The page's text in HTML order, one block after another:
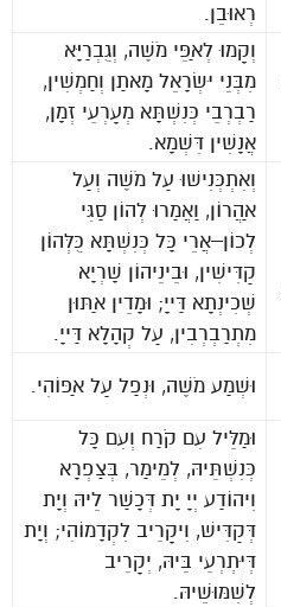
רְאוּבֵן.
וְקָמוּ לְאַפֵּי מֹשֶׁה, וְגֻבְרַיָּא
מִבְּנֵי יִשְׂרָאֵל מָאתַן וְחַמְשִׁין,
רַבְרְבֵי כְּנִשְׁתָּא מְעָרְעֵי זְמָן,
אֲנָשִׁין דִּשְׁמָא.
וְאִתְכְּנִישׁוּ עַל מֹשֶׁה וְעַל
אַהֲרוֹן, וַאֲמַרוּ לְהוֹן סַגִּי
לְכוֹן–אֲרֵי כָּל כְּנִשְׁתָּא כֻּלְּהוֹן
קַדִּישִׁין, וּבֵינֵיהוֹן שָׁרְיָא
שְׁכִינְתָא דַּייָ; וּמָדֵין אַתּוּן
מִתְרַבְרְבִין, עַל קְהָלָא דַּייָ.
וּשְׁמַע מֹשֶׁה, וּנְפַל עַל אַפּוֹהִי.
וּמַלֵּיל עִם קֹרַח וְעִם כָּל
כְּנִשְׁתֵּיהּ, לְמֵימַר, בְּצַפְרָא
וִיהוֹדַע יְיָ יָת דְּכָשַׁר לֵיהּ וְיָת
דְּקַדִּישׁ, וִיקָרֵיב לִקְדָמוֹהִי; וְיָת
דְּיִתְרְעֵי בֵּיהּ, יְקָרֵיב
לְשִׁמּוּשֵׁיהּ.